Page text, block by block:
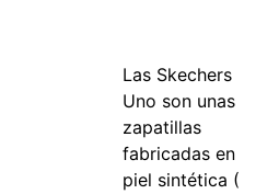
Las Skechers
Uno son unas
zapatillas
fabricadas en
piel sintética (